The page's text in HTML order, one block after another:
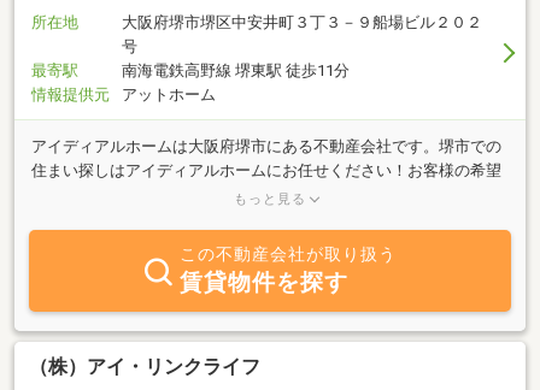
所在地
大阪府堺市堺区中安井町３丁３－９船場ビル２０２
号
最寄駅
南海電鉄高野線 堺東駅 徒歩11分
情報提供元
アットホーム
アイディアルホームは大阪府堺市にある不動産会社です。堺市での
住まい探しはアイディアルホームにお任せください！お客様の希望
にあった物件を親身になってお探しします。不動産のことなら些細
合せ心よりお待ちしております。
もっと見る
この不動産会社が取り扱う
賃貸物件を探す
（株）アイ・リンクライフ